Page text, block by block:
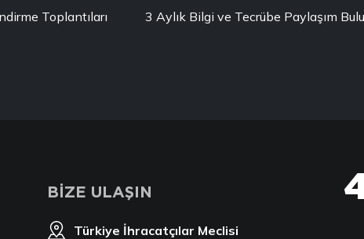
Toplantıları 3 Aylık Bilgi ve Tecrübe Paylaşım
BİZE ULAŞIN
Türkiye İhracatçılar Meclisi